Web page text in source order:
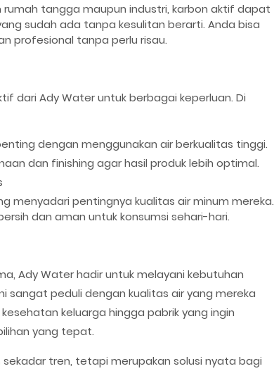
rumah tangga maupun industri, karbon aktif dapat
sudah ada tanpa kesulitan berarti. Anda bisa
profesional tanpa perlu risau.
dari Ady Water untuk berbagai keperluan. Di
dengan menggunakan air berkualitas tinggi.
dan finishing agar hasil produk lebih optimal.
menyadari pentingnya kualitas air minum mereka.
dan aman untuk konsumsi sehari-hari.
Ady Water hadir untuk melayani kebutuhan
sangat peduli dengan kualitas air yang mereka
keluarga hingga pabrik yang ingin
yang tepat.
tren, tetapi merupakan solusi nyata bagi